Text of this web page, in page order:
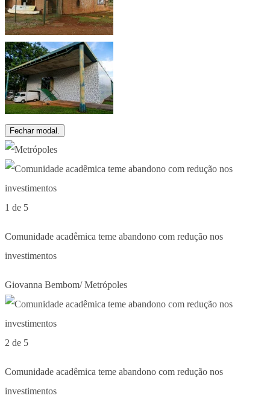
Fechar modal.
1 de 5
Comunidade acadêmica teme abandono com redução nos
investimentos
Giovanna Bembom/ Metrópoles
2 de 5
Comunidade acadêmica teme abandono com redução nos
investimentos